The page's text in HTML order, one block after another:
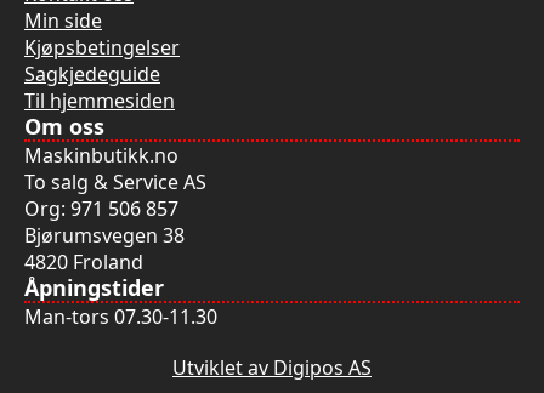
Min side
Kjøpsbetingelser
Sagkjedeguide
Til hjemmesiden
Om oss
Maskinbutikk.no
To salg & Service AS
Org: 971 506 857
Bjørumsvegen 38
4820 Froland
Åpningstider
Man-tors 07.30-11.30
Utviklet av Digipos AS